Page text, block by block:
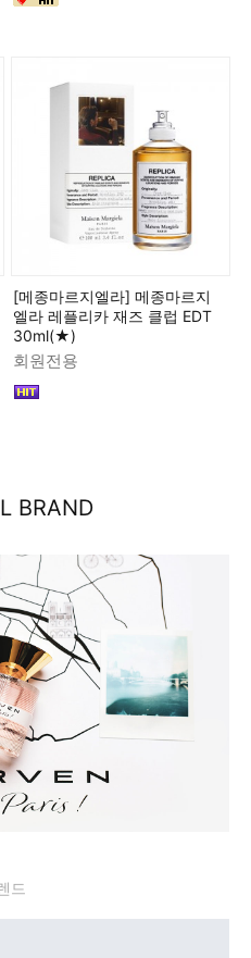
[메종마르지엘라] 메종마르지
엘라 레플리카 재즈 클럽 EDT
30ml(★)
회원전용
BRAND
드